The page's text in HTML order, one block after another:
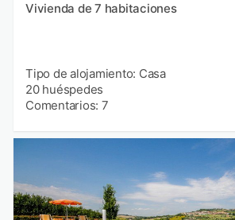
Vivienda de 7 habitaciones
Tipo de alojamiento: Casa
20 huéspedes
Comentarios: 7